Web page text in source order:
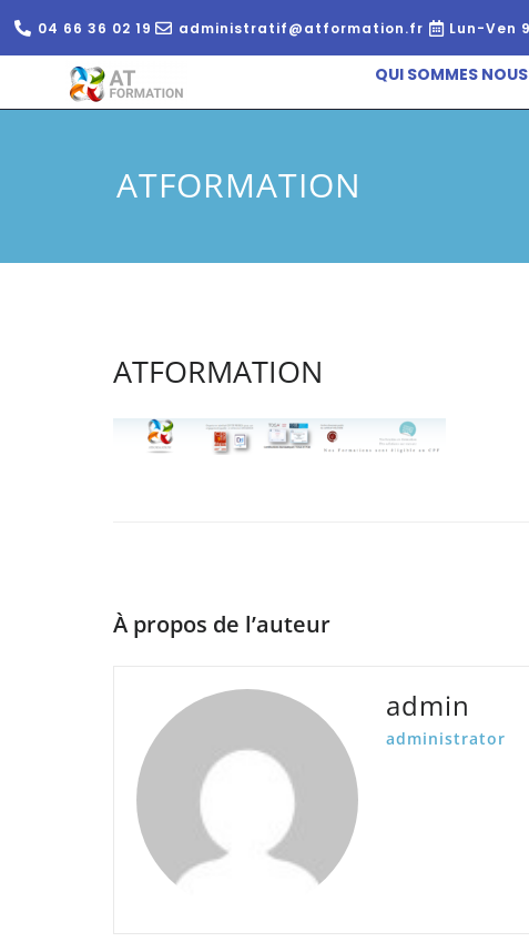
04 66 36 02 19 administratif@atformation.fr Lun-Ven
QUI SOMMES
ATFORMATION
ATFORMATION
À propos de l’auteur
admin
administrator